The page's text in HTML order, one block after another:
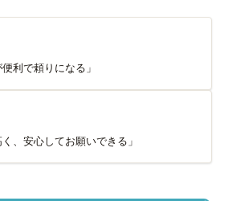
利で頼りになる」
、安心してお願いできる」